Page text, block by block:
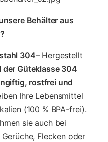
Behälter aus
304– Hergestellt
Güteklasse 304
rostfrei und
Ihre Lebensmittel
(100 % BPA-frei).
sie auch bei
Flecken oder